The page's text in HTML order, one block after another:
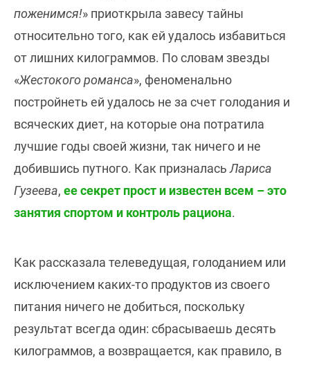
поженимся!» приоткрыла завесу тайны
относительно того, как ей удалось избавиться
от лишних килограммов. По словам звезды
«Жестокого романса», феноменально
постройнеть ей удалось не за счет голодания и
всяческих диет, на которые она потратила
лучшие годы своей жизни, так ничего и не
добившись путного. Как призналасьЛариса
Гузеева, ее секрет прост и известен всем – это
занятия спортом и контроль рациона.
Как рассказала телеведущая, голоданием или
исключением каких-то продуктов из своего
питания ничего не добиться, поскольку
результат всегда один: сбрасываешь десять
килограммов, а возвращается, как правило, в